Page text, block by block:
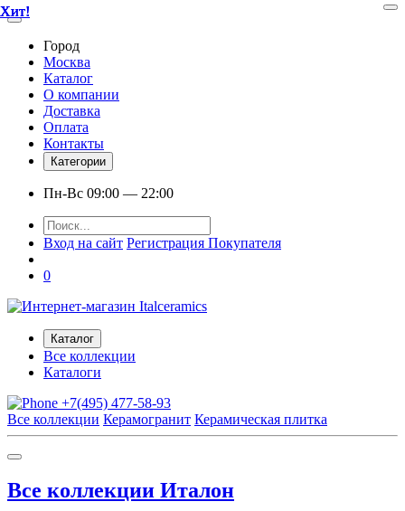
Город
Москва
Каталог
О компании
Доставка
Оплата
Контакты
Категории
Пн-Вс 09:00 — 22:00
Вход на сайт Регистрация Покупателя
0
Каталог
Все коллекции
Каталоги
+7(495) 477-58-93
Все коллекции Керамогранит Керамическая плитка
Все коллекции Италон
Хит!
Хит!
Хит!
Хит!
Хит!